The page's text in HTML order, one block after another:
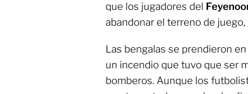
que los jugadores del
abandonar el terreno de juego,
Las bengalas se prendieron
un incendio que tuvo que ser
bomberos. Aunque los